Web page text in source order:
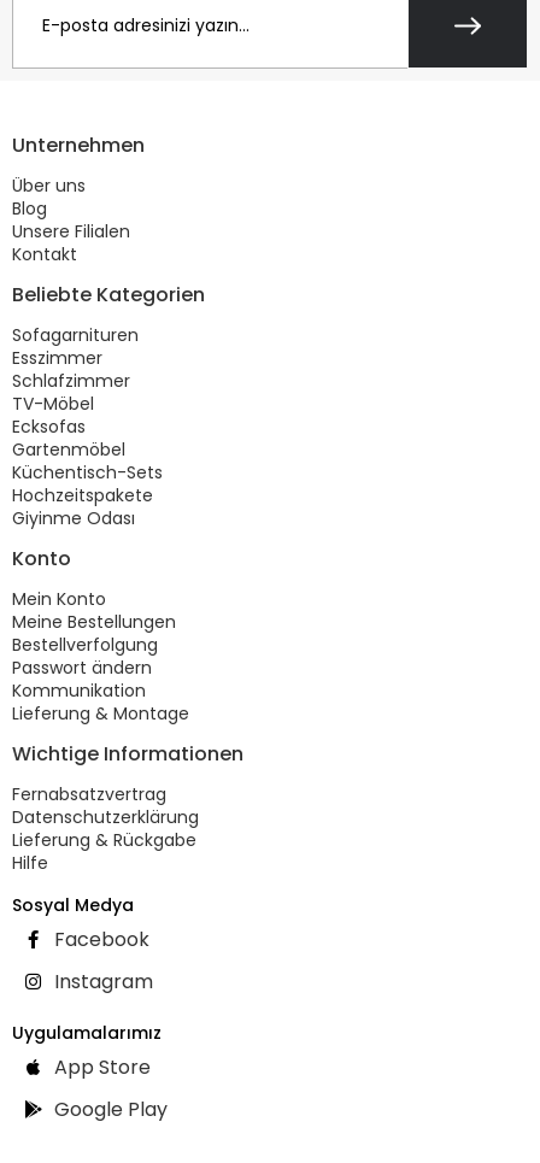
Unternehmen
Über uns
Blog
Unsere Filialen
Kontakt
Beliebte Kategorien
Sofagarnituren
Esszimmer
Schlafzimmer
TV-Möbel
Ecksofas
Gartenmöbel
Küchentisch-Sets
Hochzeitspakete
Giyinme Odası
Konto
Mein Konto
Meine Bestellungen
Bestellverfolgung
Passwort ändern
Kommunikation
Lieferung & Montage
Wichtige Informationen
Fernabsatzvertrag
Datenschutzerklärung
Lieferung & Rückgabe
Hilfe
Sosyal Medya
Facebook
Instagram
Uygulamalarımız
App Store
Google Play